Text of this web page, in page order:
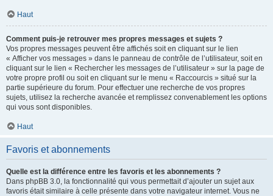
Haut
Comment puis-je retrouver mes propres messages et sujets ?
Vos propres messages peuvent être affichés soit en cliquant sur le lien
« Afficher vos messages » dans le panneau de contrôle de l’utilisateur, soit en
cliquant sur le lien « Rechercher les messages de l’utilisateur » sur la page de
votre propre profil ou soit en cliquant sur le menu « Raccourcis » situé sur la
partie supérieure du forum. Pour effectuer une recherche de vos propres
sujets, utilisez la recherche avancée et remplissez convenablement les options
qui vous sont disponibles.
Haut
Favoris et abonnements
Quelle est la différence entre les favoris et les abonnements ?
Dans phpBB 3.0, la fonctionnalité qui vous permettait d’ajouter un sujet aux
favoris était similaire à celle présente dans votre navigateur internet. Vous ne